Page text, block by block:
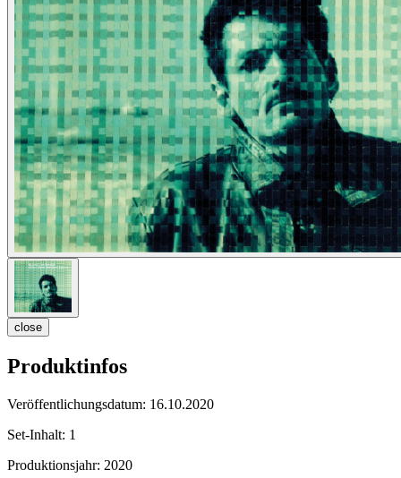
close
Produktinfos
Veröffentlichungsdatum: 16.10.2020
Set-Inhalt: 1
Produktionsjahr: 2020